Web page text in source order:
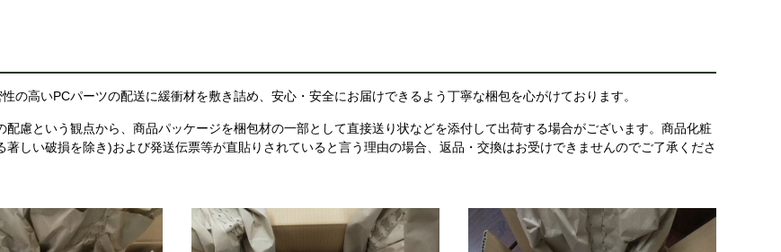
の高いPCパーツの配送に緩衝材を敷き詰め、安心・安全にお届けできるよう丁寧な梱包を心がけております。
慮という観点から、商品パッケージを梱包材の一部として直接送り状などを添付して出荷する場合がございます。商品化粧
しい破損を除き)および発送伝票等が直貼りされていると言う理由の場合、返品・交換はお受けできませんのでご了承くださ